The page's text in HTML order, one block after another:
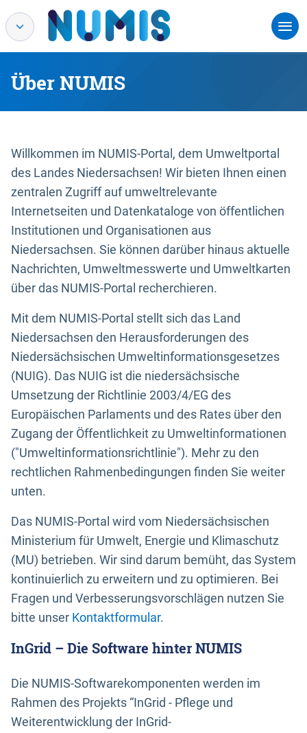
Über NUMIS
Willkommen im NUMIS-Portal, dem Umweltportal
des Landes Niedersachsen! Wir bieten Ihnen einen
zentralen Zugriff auf umweltrelevante
Internetseiten und Datenkataloge von öffentlichen
Institutionen und Organisationen aus
Niedersachsen. Sie können darüber hinaus aktuelle
Nachrichten, Umweltmesswerte und Umweltkarten
über das NUMIS-Portal recherchieren.
Mit dem NUMIS-Portal stellt sich das Land
Niedersachsen den Herausforderungen des
Niedersächsischen Umweltinformationsgesetzes
(NUIG). Das NUIG ist die niedersächsische
Umsetzung der Richtlinie 2003/4/EG des
Europäischen Parlaments und des Rates über den
Zugang der Öffentlichkeit zu Umweltinformationen
("Umweltinformationsrichtlinie"). Mehr zu den
rechtlichen Rahmenbedingungen finden Sie weiter
unten.
Das NUMIS-Portal wird vom Niedersächsischen
Ministerium für Umwelt, Energie und Klimaschutz
(MU) betrieben. Wir sind darum bemüht, das System
kontinuierlich zu erweitern und zu optimieren. Bei
Fragen und Verbesserungsvorschlägen nutzen Sie
bitte unser Kontaktformular.
InGrid – Die Software hinter NUMIS
Die NUMIS-Softwarekomponenten werden im
Rahmen des Projekts “InGrid - Pflege und
Weiterentwicklung der InGrid-